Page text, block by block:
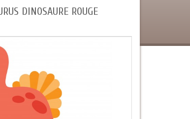
DINOSAURE ROUGE